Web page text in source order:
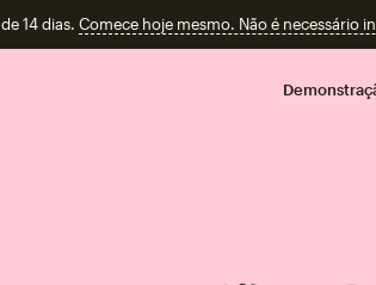
14 dias. Comece hoje mesmo. Não é necessário